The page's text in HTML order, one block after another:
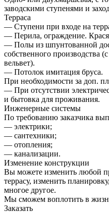
заводскими ступенями и
Терраса
— Ступени при входе на
— Перила, ограждение.
— Полы из шпунтованной
собственного производства
вельвет).
— Потолок имитация бруса.
При необходимости за доп.
— При отсутствии
и бытовка для проживания.
Инженерные системы
По требованию заказчика
— электрики;
— сантехники;
— отопления;
— канализации.
Изменение конструкции
Вы можете изменить любой
террасу, изменить
многое другое.
Мы сможем воплотить в
Заказать